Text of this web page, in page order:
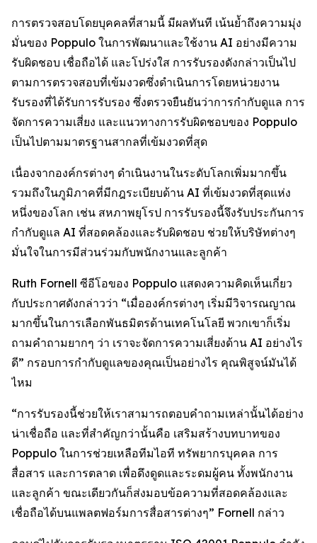
การตรวจสอบโดยบุคคลที่สามนี้ มีผลทันที เน้นย้ำถึงความมุ่ง
มั่นของ Poppulo ในการพัฒนาและใช้งาน AI อย่างมีความ
รับผิดชอบ เชื่อถือได้ และโปร่งใส การรับรองดังกล่าวเป็นไป
ตามการตรวจสอบที่เข้มงวดซึ่งดำเนินการโดยหน่วยงาน
รับรองที่ได้รับการรับรอง ซึ่งตรวจยืนยันว่าการกำกับดูแล การ
จัดการความเสี่ยง และแนวทางการรับผิดชอบของ Poppulo
เป็นไปตามมาตรฐานสากลที่เข้มงวดที่สุด
เนื่องจากองค์กรต่างๆ ดำเนินงานในระดับโลกเพิ่มมากขึ้น
รวมถึงในภูมิภาคที่มีกฎระเบียบด้าน AI ที่เข้มงวดที่สุดแห่ง
หนึ่งของโลก เช่น สหภาพยุโรป การรับรองนี้จึงรับประกันการ
กำกับดูแล AI ที่สอดคล้องและรับผิดชอบ ช่วยให้บริษัทต่างๆ
มั่นใจในการมีส่วนร่วมกับพนักงานและลูกค้า
Ruth Fornell ซีอีโอของ Poppulo แสดงความคิดเห็นเกี่ยว
กับประกาศดังกล่าวว่า “เมื่อองค์กรต่างๆ เริ่มมีวิจารณญาณ
มากขึ้นในการเลือกพันธมิตรด้านเทคโนโลยี พวกเขาก็เริ่ม
ถามคำถามยากๆ ว่า เราจะจัดการความเสี่ยงด้าน AI อย่างไร
ดี” กรอบการกำกับดูแลของคุณเป็นอย่างไร คุณพิสูจน์มันได้
ไหม
“การรับรองนี้ช่วยให้เราสามารถตอบคำถามเหล่านั้นได้อย่าง
น่าเชื่อถือ และที่สำคัญกว่านั้นคือ เสริมสร้างบทบาทของ
Poppulo ในการช่วยเหลือทีมไอที ทรัพยากรบุคคล การ
สื่อสาร และการตลาด เพื่อดึงดูดและระดมผู้คน ทั้งพนักงาน
และลูกค้า ขณะเดียวกันก็ส่งมอบข้อความที่สอดคล้องและ
เชื่อถือได้บนแพลตฟอร์มการสื่อสารต่างๆ” Fornell กล่าว